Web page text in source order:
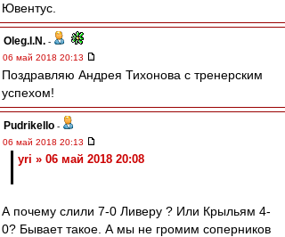
Ювентус.
Oleg.I.N. -
06 май 2018 20:13
Поздравляю Андрея Тихонова с тренерским
успехом!
Pudrikello -
06 май 2018 20:13
yri » 06 май 2018 20:08
А почему слили 7-0 Ливеру ? Или Крыльям 4-
0? Бывает такое. А мы не громим соперников